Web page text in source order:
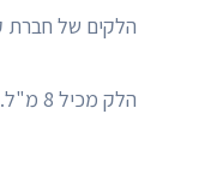
הלקים של חברת
הלק מכיל 8 מ"ל.